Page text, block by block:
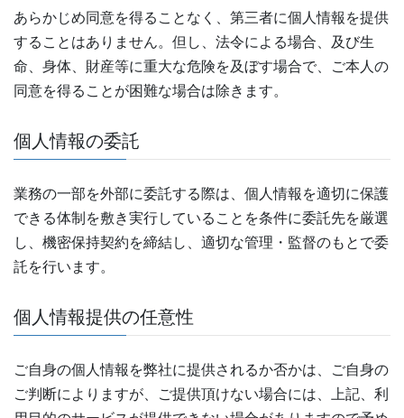
あらかじめ同意を得ることなく、第三者に個人情報を提供
することはありません。但し、法令による場合、及び生
命、身体、財産等に重大な危険を及ぼす場合で、ご本人の
同意を得ることが困難な場合は除きます。
個人情報の委託
業務の一部を外部に委託する際は、個人情報を適切に保護
できる体制を敷き実行していることを条件に委託先を厳選
し、機密保持契約を締結し、適切な管理・監督のもとで委
託を行います。
個人情報提供の任意性
ご自身の個人情報を弊社に提供されるか否かは、ご自身の
ご判断によりますが、ご提供頂けない場合には、上記、利